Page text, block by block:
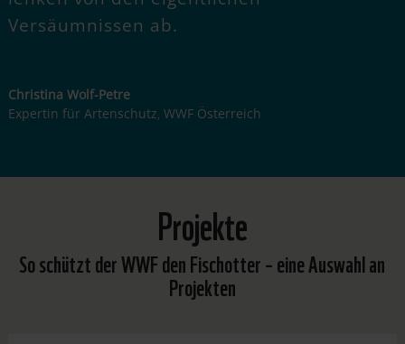
Versäumnissen ab.
Christina Wolf-Petre
Expertin für Artenschutz, WWF Österreich
Projekte
So schützt der WWF den Fischotter–eine Auswahl an
Projekten